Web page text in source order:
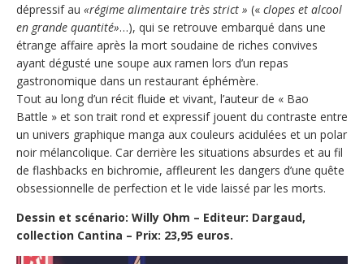
dépressif au «régime alimentaire très strict » (« clopes et alcool
en grande quantité»…), qui se retrouve embarqué dans une
étrange affaire après la mort soudaine de riches convives
ayant dégusté une soupe aux ramen lors d’un repas
gastronomique dans un restaurant éphémère.
Tout au long d’un récit fluide et vivant, l’auteur de « Bao
Battle » et son trait rond et expressif jouent du contraste entre
un univers graphique manga aux couleurs acidulées et un polar
noir mélancolique. Car derrière les situations absurdes et au fil
de flashbacks en bichromie, affleurent les dangers d’une quête
obsessionnelle de perfection et le vide laissé par les morts.
Dessin et scénario: Willy Ohm – Editeur: Dargaud,
collection Cantina – Prix: 23,95 euros.